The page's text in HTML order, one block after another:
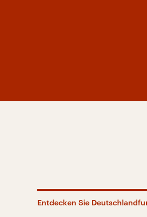
Entdecken Sie